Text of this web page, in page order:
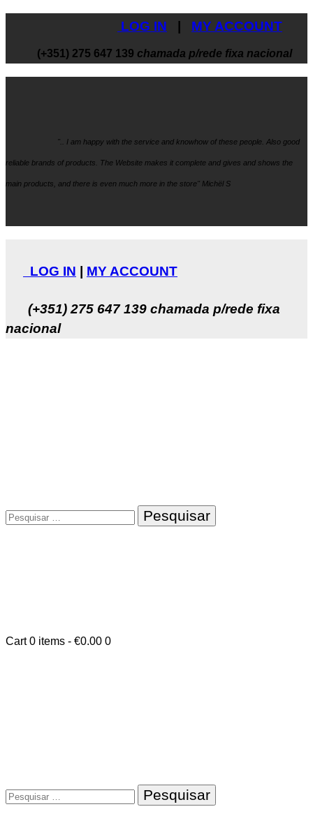
LOG IN MY ACCOUNT
(+351) 275 647 139 chamada p/rede fixa nacional
".. I am happy with the service and knowhow of these people. Also good
reliable brands of products. The Website makes it complete and gives and shows the
main products, and there is even much more in the store" Michël S
LOG IN MY ACCOUNT
(+351) 275 647 139 chamada p/rede fixa
nacional
Pesquisar
por:
Cart 0 items - €0.00 0
Pesquisar
por: